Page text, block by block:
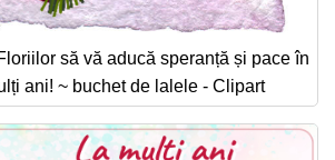
să vă aducă speranță și pace în
ani! ~ buchet de lalele - Clipart